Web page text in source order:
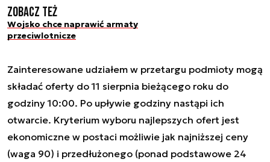
Zobacz też
Wojsko chce naprawić armaty
przeciwlotnicze
Zainteresowane udziałem w przetargu podmioty mogą
składać oferty do 11 sierpnia bieżącego roku do
godziny 10:00. Po upływie godziny nastąpi ich
otwarcie. Kryterium wyboru najlepszych ofert jest
ekonomiczne w postaci możliwie jak najniższej ceny
(waga 90) i przedłużonego (ponad podstawowe 24